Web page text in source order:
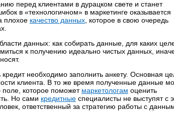
перед клиентами в дурацком свете и станет
в «технологичном» в маркетинге оказывается
плохое качество данных , которое в свою очередь
данных: как собирать данные, для каких
к получению идеально чистых данных,
необходимо заполнить анкету. Основная
клиента. В то же время полученные данные
поле, которое поможет маркетологам оценить
Но сами кредитные специалисты не выступят с
ответственный за стратегию работы с